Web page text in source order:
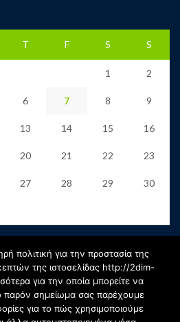
T F S S
1 2
6 7 8 9
13 14 15 16
20 21 22 23
27 28 29 30
πολιτική για την προστασία της
της ιστοσελίδας http://2dim-
για την οποία μπορείτε να
παρόν σημείωμα σας παρέχουμε
για το πώς χρησιμοποιούμε